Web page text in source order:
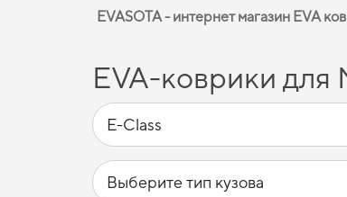
EVASOTA - интернет магазин EVA
EVA-коврики для